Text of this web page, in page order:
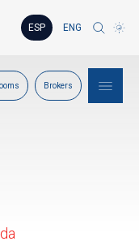
ESP ENG
Brokers